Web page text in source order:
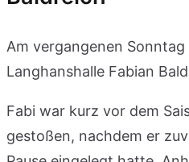
Am vergangenen
Langhanshalle Fabian
Fabi war kurz vor dem
gestoßen, nachdem er